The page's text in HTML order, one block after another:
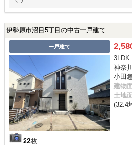
伊勢原市沼目5丁目の中古一戸建て
一戸建て
22枚
3LDK
神奈
小田
建物
土地
(32.4